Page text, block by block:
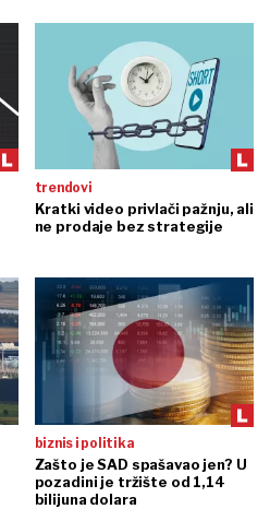
trendovi
Kratki video privlači pažnju, ali
ne prodaje bez strategije
biznis i politika
Zašto je SAD spašavao jen? U
pozadini je tržište od 1,14
bilijuna dolara